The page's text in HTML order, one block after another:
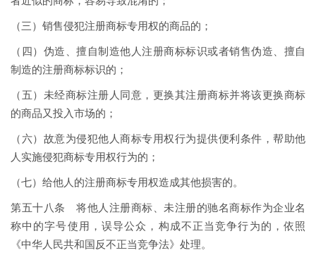
（三）销售侵犯注册商标专用权的商品的；
（四）伪造、擅自制造他人注册商标标识或者销售伪造、擅自
制造的注册商标标识的；
（五）未经商标注册人同意，更换其注册商标并将该更换商标
的商品又投入市场的；
（六）故意为侵犯他人商标专用权行为提供便利条件，帮助他
人实施侵犯商标专用权行为的；
（七）给他人的注册商标专用权造成其他损害的。
第五十八条 将他人注册商标、未注册的驰名商标作为企业名
称中的字号使用，误导公众，构成不正当竞争行为的，依照
《中华人民共和国反不正当竞争法》处理。